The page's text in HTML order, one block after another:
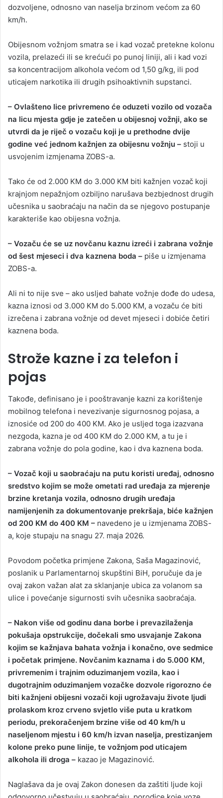
dozvoljene, odnosno van naselja brzinom većom za 60
km/h.
Obijesnom vožnjom smatra se i kad vozač pretekne kolonu
vozila, prelazeći ili se krećući po punoj liniji, ali i kad vozi
sa koncentracijom alkohola većom od 1,50 g/kg, ili pod
uticajem narkotika ili drugih psihoaktivnih supstanci.
– Ovlašteno lice privremeno će oduzeti vozilo od vozača
na licu mjesta gdje je zatečen u obijesnoj vožnji, ako se
utvrdi da je riječ o vozaču koji je u prethodne dvije
godine već jednom kažnjen za obijesnu vožnju – stoji u
usvojenim izmjenama ZOBS-a.
Tako će od 2.000 KM do 3.000 KM biti kažnjen vozač koji
krajnjom nepažnjom ozbiljno narušava bezbjednost drugih
učesnika u saobraćaju na način da se njegovo postupanje
karakteriše kao obijesna vožnja.
– Vozaču će se uz novčanu kaznu izreći i zabrana vožnje
od šest mjeseci i dva kaznena boda – piše u izmjenama
ZOBS-a.
Ali ni to nije sve – ako usljed bahate vožnje dođe do udesa,
kazna iznosi od 3.000 KM do 5.000 KM, a vozaču će biti
izrečena i zabrana vožnje od devet mjeseci i dobiće četiri
kaznena boda.
Strože kazne i za telefon i
pojas
Takođe, definisano je i pooštravanje kazni za korištenje
mobilnog telefona i nevezivanje sigurnosnog pojasa, a
iznosiće od 200 do 400 KM. Ako je usljed toga izazvana
nezgoda, kazna je od 400 KM do 2.000 KM, a tu je i
zabrana vožnje do pola godine, kao i dva kaznena boda.
– Vozač koji u saobraćaju na putu koristi uređaj, odnosno
sredstvo kojim se može ometati rad uređaja za mjerenje
brzine kretanja vozila, odnosno drugih uređaja
namijenjenih za dokumentovanje prekršaja, biće kažnjen
od 200 KM do 400 KM – navedeno je u izmjenama ZOBS-
a, koje stupaju na snagu 27. maja 2026.
Povodom početka primjene Zakona, Saša Magazinović,
poslanik u Parlamentarnoj skupštini BiH, poručuje da je
ovaj zakon važan alat za sklanjanje ubica za volanom sa
ulice i povećanje sigurnosti svih učesnika saobraćaja.
– Nakon više od godinu dana borbe i prevazilaženja
pokušaja opstrukcije, dočekali smo usvajanje Zakona
kojim se kažnjava bahata vožnja i konačno, ove sedmice
i početak primjene. Novčanim kaznama i do 5.000 KM,
privremenim i trajnim oduzimanjem vozila, kao i
dugotrajnim oduzimanjem vozačke dozvole rigorozno će
biti kažnjeni obijesni vozači koji ugrožavaju živote ljudi
prolaskom kroz crveno svjetlo više puta u kratkom
periodu, prekoračenjem brzine više od 40 km/h u
naseljenom mjestu i 60 km/h izvan naselja, prestizanjem
kolone preko pune linije, te vožnjom pod uticajem
alkohola ili droga – kazao je Magazinović.
Naglašava da je ovaj Zakon donesen da zaštiti ljude koji